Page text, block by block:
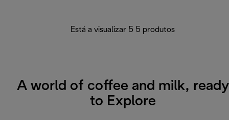
Está a visualizar 5 5 produtos
A world of coffee and milk, ready
to Explore